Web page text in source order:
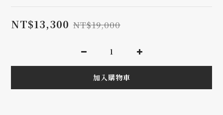
NT$13,300 NT$19,000
加入購物車